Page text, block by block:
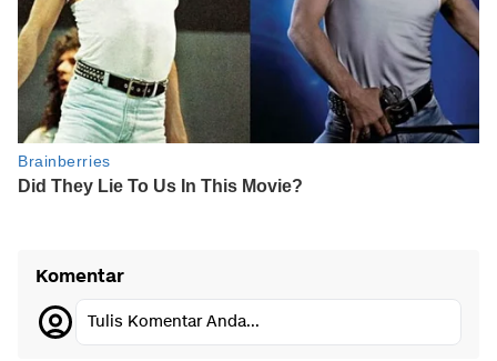
Komentar
Tulis Komentar Anda...